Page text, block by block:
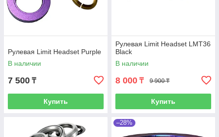
Рулевая Limit Headset Purple
В наличии
7 500 ₸
Купить
Рулевая Limit Headset LMT36
Black
В наличии
8 000 ₸ 9 900 ₸
Купить
–28%